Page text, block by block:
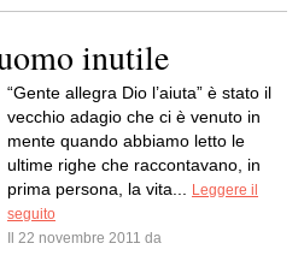
inutile
“Gente allegra Dio l’aiuta” è stato il
vecchio adagio che ci è venuto in
mente quando abbiamo letto le
ultime righe che raccontavano, in
prima persona, la vita...
Leggere il
seguito
Il 22 novembre 2011 da